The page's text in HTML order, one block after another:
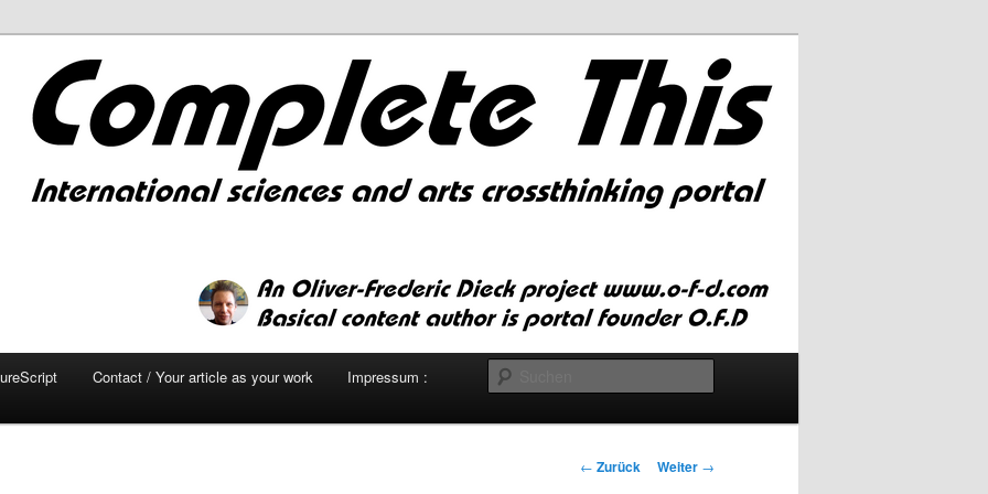
: international sciences
portal
Contact / Your article as your work Impressum :
Beitrags-
← Zurück Weiter →